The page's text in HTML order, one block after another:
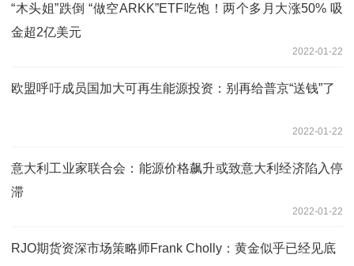
“木头姐”跌倒 “做空ARKK”ETF吃饱！两个多月大涨50% 吸
金超2亿美元
2022-01-22
欧盟呼吁成员国加大可再生能源投资：别再给普京“送钱”了
2022-01-22
意大利工业家联合会：能源价格飙升或致意大利经济陷入停
滞
2022-01-22
RJO期货资深市场策略师Frank Cholly：黄金似乎已经见底